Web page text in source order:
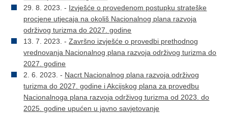
29. 8. 2023. - Izvješće o provedenom postupku strateške
procjene utjecaja na okoliš Nacionalnog plana razvoja
održivog turizma do 2027. godine
13. 7. 2023. -Završno izvješće o provedbi prethodnog
vrednovanja Nacionalnog plana razvoja održivog turizma do
2027. godine
2. 6. 2023. - Nacrt Nacionalnog plana razvoja održivog
turizma do 2027. godine i Akcijskog plana za provedbu
Nacionalnoga plana razvoja održivog turizma od 2023. do
2025. godine upućen u javno savjetovanje